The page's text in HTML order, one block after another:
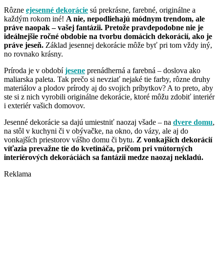
Rôzne ejesenné dekorácie sú prekrásne, farebné, originálne a
každým rokom iné! A nie, nepodliehajú módnym trendom, ale
práve naopak – vašej fantázii. Pretože pravdepodobne nie je
ideálnejšie ročné obdobie na tvorbu domácich dekorácií, ako je
práve jeseň. Základ jesennej dekorácie môže byť pri tom vždy iný,
no rovnako krásny.
Príroda je v obdobíjesene prenádherná a farebná – doslova ako
maliarska paleta. Tak prečo si nevziať nejaké tie farby, rôzne druhy
materiálov a plodov prírody aj do svojich príbytkov? A to preto, aby
ste si z nich vyrobili originálne dekorácie, ktoré môžu zdobiť interiér
i exteriér vašich domovov.
Jesenné dekorácie sa dajú umiestniť naozaj všade – na dvere domu,
na stôl v kuchyni či v obývačke, na okno, do vázy, ale aj do
vonkajších priestorov vášho domu či bytu. Z vonkajších dekorácií
víťazia prevažne tie do kvetináča, pričom pri vnútorných
interiérových dekoráciách sa fantázii medze naozaj nekladú.
Reklama